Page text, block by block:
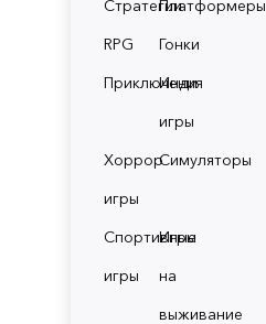
СтратегииПлатформеры
RPG
Гонки
Приключения
Инди
игры
Хоррор
игры
Симуляторы
Спортивные
игры
Игры
на
выживание